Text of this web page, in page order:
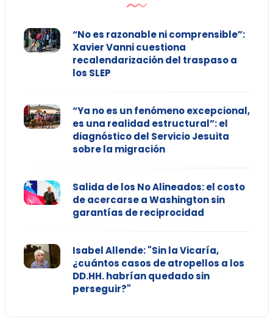
“No es razonable ni comprensible”:
Xavier Vanni cuestiona
recalendarización del traspaso a
los SLEP
“Ya no es un fenómeno excepcional,
es una realidad estructural”: el
diagnóstico del Servicio Jesuita
sobre la migración
Salida de los No Alineados: el costo
de acercarse a Washington sin
garantías de reciprocidad
Isabel Allende: "Sin la Vicaría,
¿cuántos casos de atropellos a los
DD.HH. habrían quedado sin
perseguir?"